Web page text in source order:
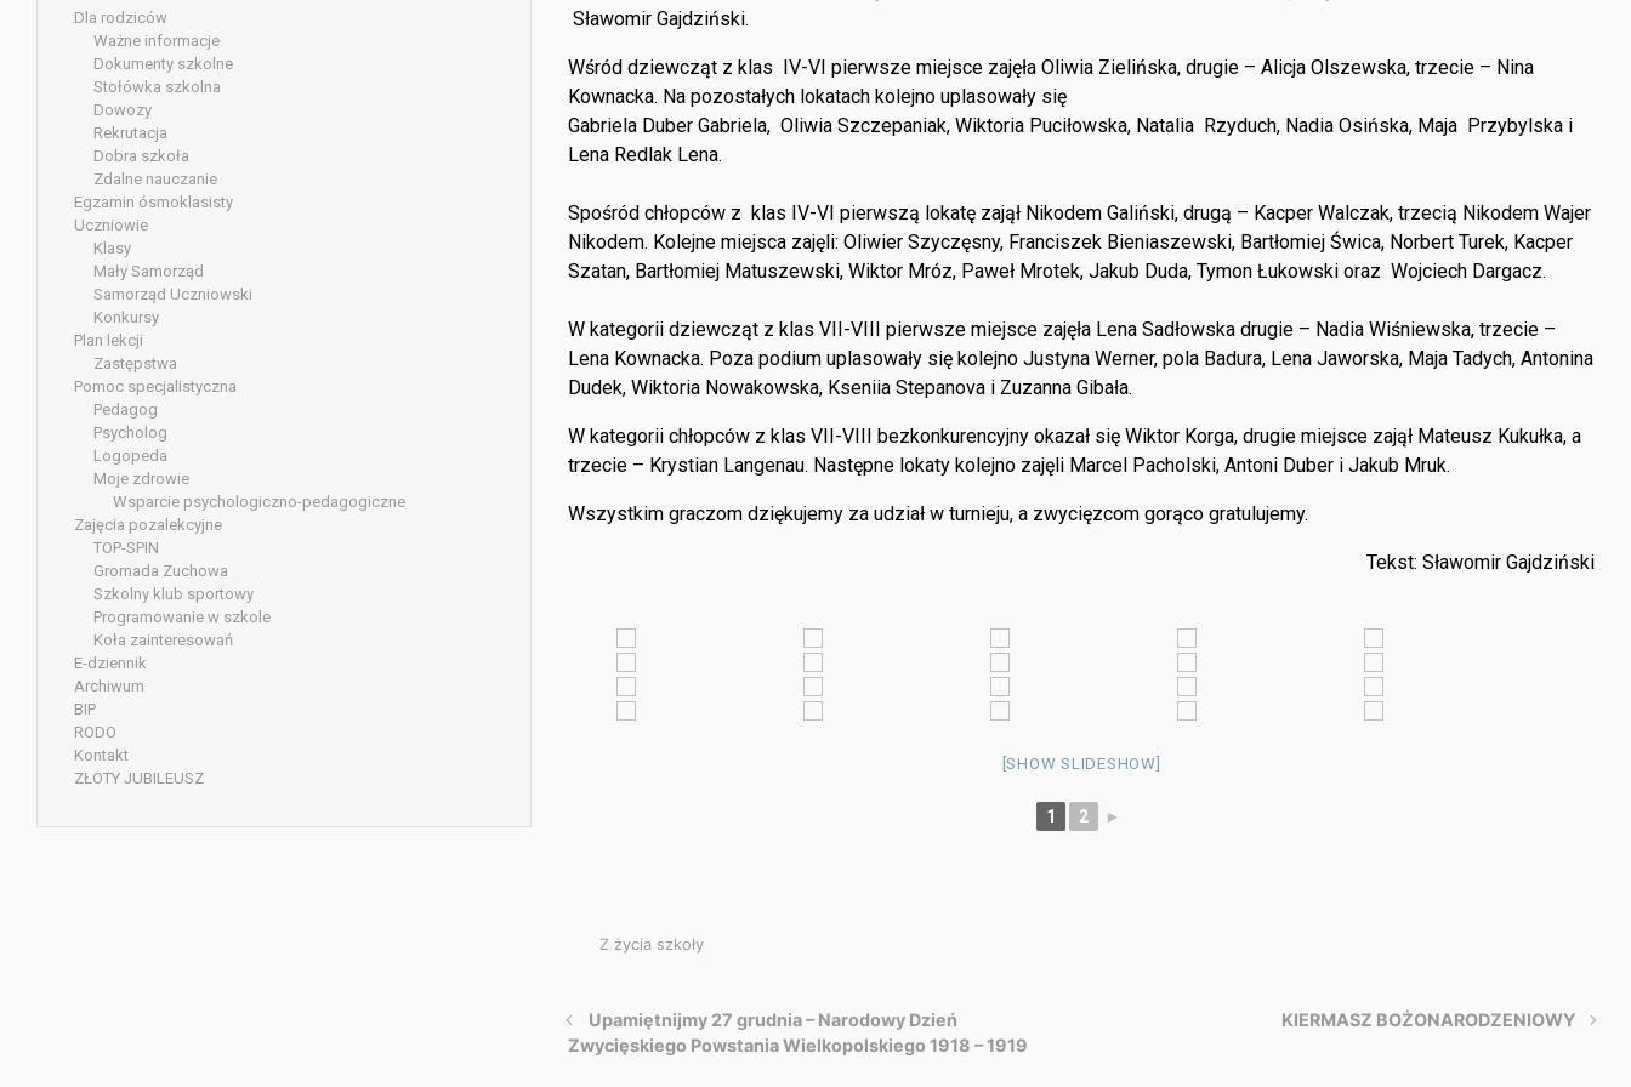
Sławomir Gajdziński.
Wśród dziewcząt z klas IV-VI pierwsze miejsce zajęła Oliwia Zielińska, drugie – Alicja Olszewska, trzecie – Nina
Kownacka. Na pozostałych lokatach kolejno uplasowały się
Gabriela Duber Gabriela, Oliwia Szczepaniak, Wiktoria Puciłowska, Natalia Rzyduch, Nadia Osińska, Maja Przybylska i
Lena Redlak Lena.
Spośród chłopców z klas IV-VI pierwszą lokatę zajął Nikodem Galiński, drugą – Kacper Walczak, trzecią Nikodem Wajer
Nikodem. Kolejne miejsca zajęli: Oliwier Szyczęsny, Franciszek Bieniaszewski, Bartłomiej Świca, Norbert Turek, Kacper
Szatan, Bartłomiej Matuszewski, Wiktor Mróz, Paweł Mrotek, Jakub Duda, Tymon Łukowski oraz Wojciech Dargacz.
W kategorii dziewcząt z klas VII-VIII pierwsze miejsce zajęła Lena Sadłowska drugie – Nadia Wiśniewska, trzecie –
Lena Kownacka. Poza podium uplasowały się kolejno Justyna Werner, pola Badura, Lena Jaworska, Maja Tadych, Antonina
Dudek, Wiktoria Nowakowska, Kseniia Stepanova i Zuzanna Gibała.
W kategorii chłopców z klas VII-VIII bezkonkurencyjny okazał się Wiktor Korga, drugie miejsce zajął Mateusz Kukułka, a
trzecie – Krystian Langenau. Następne lokaty kolejno zajęli Marcel Pacholski, Antoni Duber i Jakub Mruk.
Wszystkim graczom dziękujemy za udział w turnieju, a zwycięzcom gorąco gratulujemy.
Tekst: Sławomir Gajdziński
[SHOW SLIDESHOW]
1 2 ►
Z życia szkoły
Upamiętnijmy 27 grudnia – Narodowy Dzień
Zwycięskiego Powstania Wielkopolskiego 1918 – 1919
KIERMASZ BOŻONARODZENIOWY
Dla rodziców
Ważne informacje
Dokumenty szkolne
Stołówka szkolna
Dowozy
Rekrutacja
Dobra szkoła
Zdalne nauczanie
Egzamin ósmoklasisty
Uczniowie
Klasy
Mały Samorząd
Samorząd Uczniowski
Konkursy
Plan lekcji
Zastępstwa
Pomoc specjalistyczna
Pedagog
Psycholog
Logopeda
Moje zdrowie
Wsparcie psychologiczno-pedagogiczne
Zajęcia pozalekcyjne
TOP-SPIN
Gromada Zuchowa
Szkolny klub sportowy
Programowanie w szkole
Koła zainteresowań
E-dziennik
Archiwum
BIP
RODO
Kontakt
ZŁOTY JUBILEUSZ